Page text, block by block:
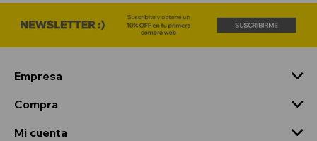
Empresa
Compra
Mi cuenta